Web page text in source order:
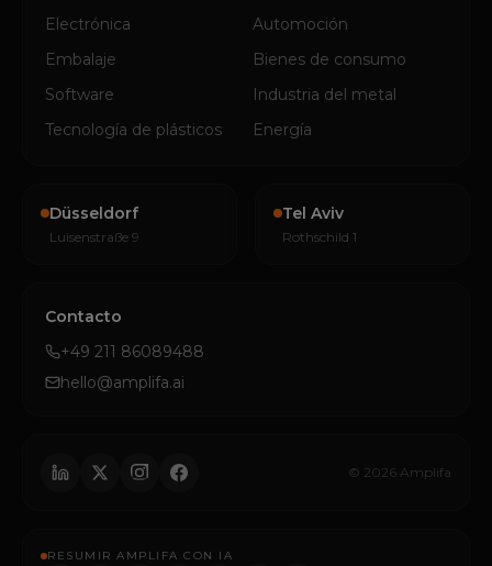
Electrónica
Automoción
Embalaje
Bienes de consumo
Software
Industria del metal
Tecnología de plásticos
Energía
Düsseldorf
Luisenstraße 9
Tel Aviv
Rothschild 1
Contacto
+49 211 86089488
hello@amplifa.ai
© 2026 Amplifa
RESUMIR AMPLIFA CON IA